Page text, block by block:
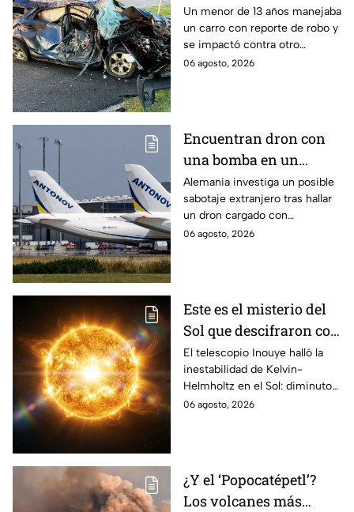
provoca brutal
accidente; hay un
muerto y heridos de
gravedad
Un menor de 13 años manejaba
un carro con reporte de robo y
se impactó contra otro
vehículo en Maryland, Estados
06 agosto, 2026
Encuentran dron con
una bomba en un
aeropuerto de
Alemania: no explotó
por falla técnica
Alemania investiga un posible
sabotaje extranjero tras hallar
un dron cargado con
explosivos en el aeropuerto de
06 agosto, 2026
Este es el misterio del
Sol que descifraron con
un telescopio en
Hawái: explica las
tormentas solares que
afectan a la Tierra
El telescopio Inouye halló la
inestabilidad de Kelvin-
Helmholtz en el Sol: diminutos
remolinos que explicarían el
06 agosto, 2026
¿Y el ‘Popocatépetl’?
Los volcanes más